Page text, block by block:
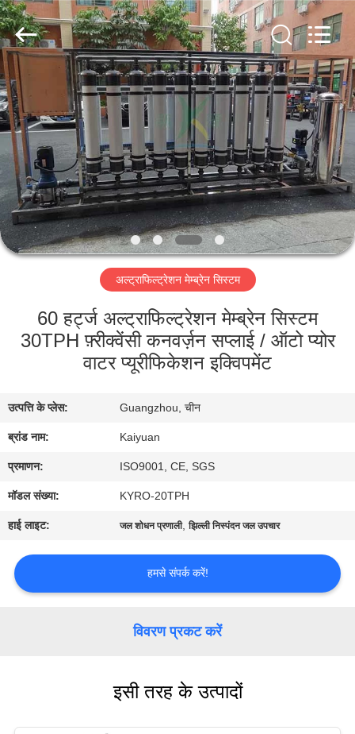
घर
उत्पादों
हमारे
बारे
में
भ्रमण
नियंत्रण
संपर्क
करें
एक
उद्धरण
का
COMPANY
Kai
Yuan
Water
Treatment
Equipment
Co.,
Ltd..
All
Rights
Reserved.
अल्ट्राफिल्ट्रेशन मेम्ब्रेन सिस्टम
60 हर्ट्ज अल्ट्राफिल्ट्रेशन मेम्ब्रेन सिस्टम
30TPH फ़्रीक्वेंसी कनवर्ज़न सप्लाई / ऑटो प्योर
वाटर प्यूरीफिकेशन इक्विपमेंट
उत्पत्ति के प्लेस: Guangzhou, चीन
ब्रांड नाम: Kaiyuan
प्रमाणन: ISO9001, CE, SGS
मॉडल संख्या: KYRO-20TPH
हाई लाइट: जल शोधन प्रणाली,झिल्ली निस्पंदन जल उपचार
हमसे संपर्क करें!
विवरण प्रकट करें
इसी तरह के उत्पादों